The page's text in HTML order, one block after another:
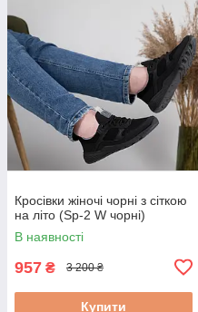
Кросівки жіночі чорні з сіткою
на літо (Sp-2 W чорні)
В наявності
957 ₴ 3 200 ₴
Купити